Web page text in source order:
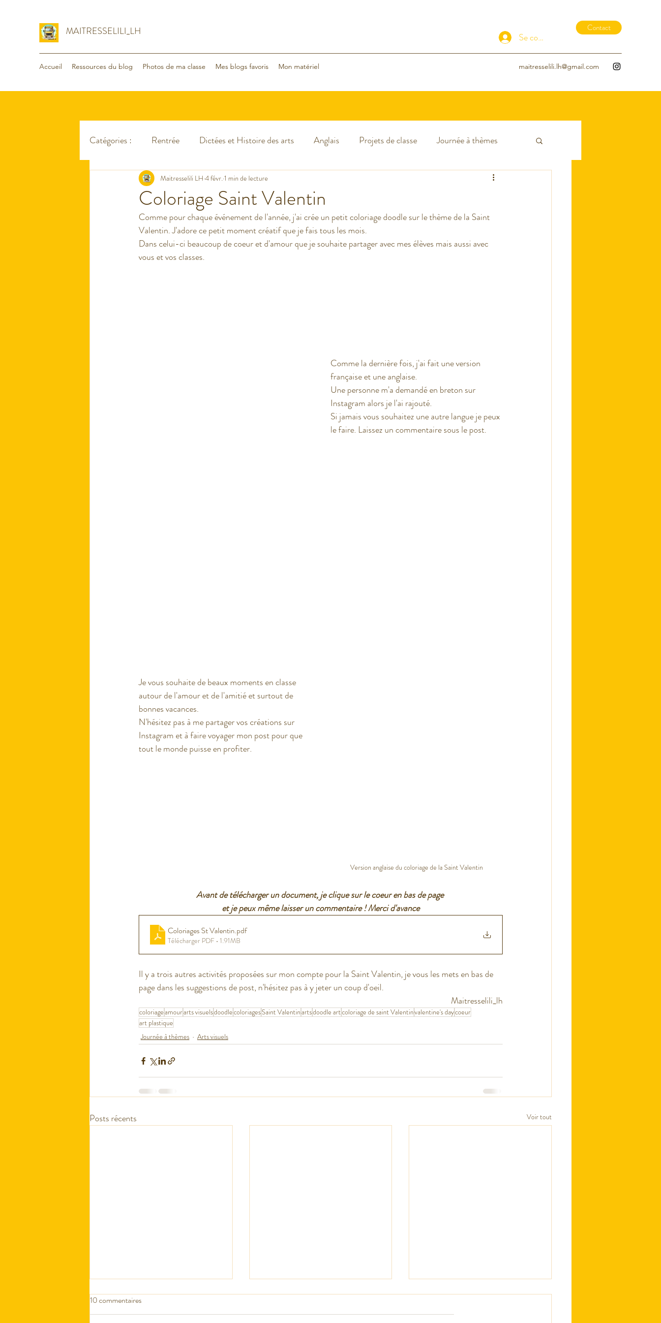
MAITRESSELILI_LH Contact
Accueil Ressources du blog Photos de ma classe Mes blogs favoris Mon matériel maitresselili.lh@gmail.com
Se connecter
Catégories : Rentrée Dictées et Histoire des arts Anglais Projets de classe Journée à thèmes
Organisation Voyage - vacances Classe dehors EPS
Maths Divers Sciences Halloween Noël Nouvelle année - Hiver
Fin d'année scolaire Projet USA
Coloriage Saint Valentin
Maitresselili LH 4 févr. 1 min de lecture
Comme pour chaque événement de l'année, j'ai crée un petit coloriage doodle sur le thème de la Saint
Valentin. J'adore ce petit moment créatif que je fais tous les mois.
Dans celui-ci beaucoup de coeur et d'amour que je souhaite partager avec mes élèves mais aussi avec
vous et vos classes.
Comme la dernière fois, j'ai fait une version
française et une anglaise.
Une personne m'a demandé en breton sur
Instagram alors je l'ai rajouté.
Si jamais vous souhaitez une autre langue je peux
le faire. Laissez un commentaire sous le post.
Version anglaise du coloriage de la Saint Valentin
Je vous souhaite de beaux moments en classe
autour de l'amour et de l'amitié et surtout de
bonnes vacances.
N'hésitez pas à me partager vos créations sur
Instagram et à faire voyager mon post pour que
tout le monde puisse en profiter.
Avant de télécharger un document, je clique sur le coeur en bas de page
et je peux même laisser un commentaire ! Merci d'avance
Coloriages St Valentin.pdf
Télécharger PDF • 1.91MB
Il y a trois autres activités proposées sur mon compte pour la Saint Valentin, je vous les mets en bas de
page dans les suggestions de post, n'hésitez pas à y jeter un coup d'oeil.
Maitresselili_lh
coloriageamourarts visuelsdoodlecoloriagesSaint Valentinartsdoodle artcoloriage de saint Valentinvalentine's daycoeur
art plastique
Journée à thèmes
Arts visuels
Posts récents Voir tout
10 commentaires